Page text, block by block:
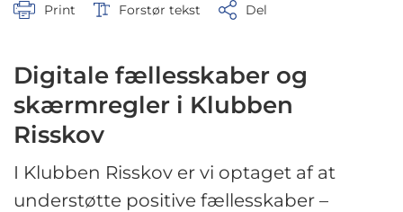
Print
Forstør tekst Del
Digitale fællesskaber og
skærmregler i Klubben
Risskov
I Klubben Risskov er vi optaget af at
understøtte positive fællesskaber –